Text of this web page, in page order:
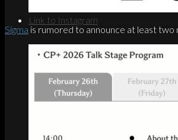
Link to Instagram
Sigma is rumored to announce at least